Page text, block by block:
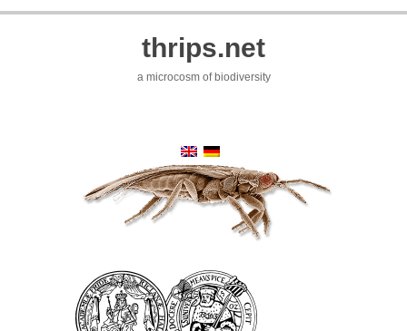
thrips.net
a microcosm of biodiversity